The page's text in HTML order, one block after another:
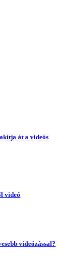
át a videós
videó
videózással?